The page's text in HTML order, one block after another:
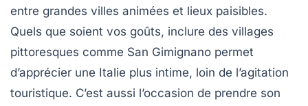
entre grandes villes animées et lieux paisibles.
Quels que soient vos goûts, inclure des villages
pittoresques comme San Gimignano permet
d’apprécier une Italie plus intime, loin de l’agitation
touristique. C’est aussi l’occasion de prendre son